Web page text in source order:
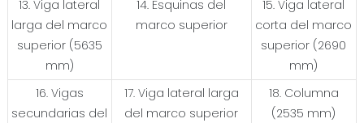
13. Viga lateral
larga del marco
superior (5635
mm)
14. Esquinas del
marco superior
15. Viga lateral
corta del marco
superior (2690
mm)
16. Vigas
secundarias del
17. Viga lateral larga
del marco superior
18. Columna
(2535 mm)